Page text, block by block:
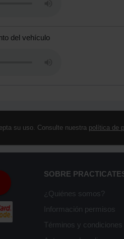
del vehículo
su uso. Consulte nuestra política de
SOBRE
¿Quiénes somos?
Información permisos
Términos y condiciones